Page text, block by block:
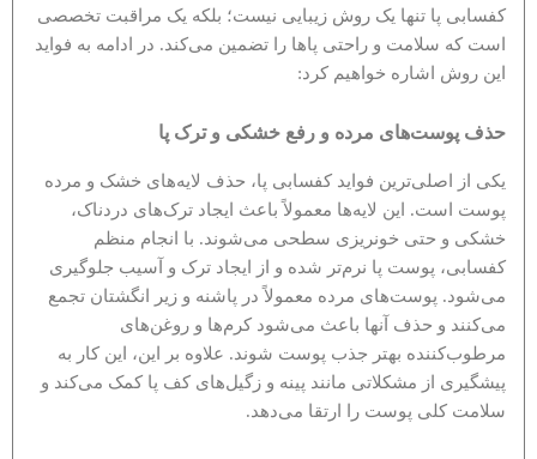
کفسابی پا تنها یک روش زیبایی نیست؛ بلکه یک مراقبت تخصصی
است که سلامت و راحتی پاها را تضمین می‌کند. در ادامه به فواید
این روش اشاره خواهیم کرد:
حذف پوست‌های مرده و رفع خشکی و ترک پا
یکی از اصلی‌ترین فواید کفسابی پا، حذف لایه‌های خشک و مرده
پوست است. این لایه‌ها معمولاً باعث ایجاد ترک‌های دردناک،
خشکی و حتی خونریزی سطحی می‌شوند. با انجام منظم
کفسابی، پوست پا نرم‌تر شده و از ایجاد ترک و آسیب جلوگیری
می‌شود. پوست‌های مرده معمولاً در پاشنه و زیر انگشتان تجمع
می‌کنند و حذف آنها باعث می‌شود کرم‌ها و روغن‌های
مرطوب‌کننده بهتر جذب پوست شوند. علاوه بر این، این کار به
پیشگیری از مشکلاتی مانند پینه و زگیل‌های کف پا کمک می‌کند و
سلامت کلی پوست را ارتقا می‌دهد.